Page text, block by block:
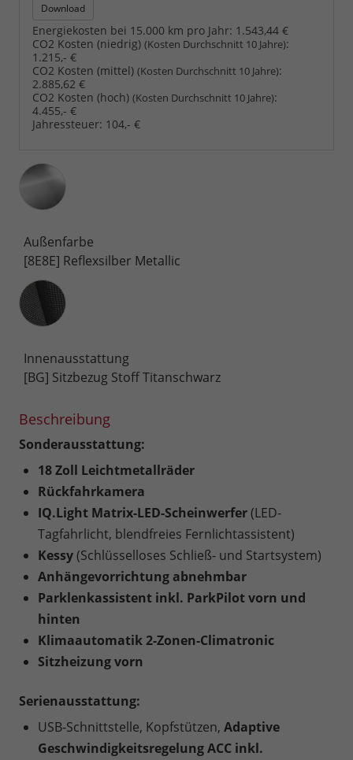
Download
Energiekosten bei 15.000 km pro Jahr: 1.543,44 €
CO2 Kosten (niedrig) (Kosten Durchschnitt 10 Jahre):
1.215,- €
CO2 Kosten (mittel) (Kosten Durchschnitt 10 Jahre):
2.885,62 €
CO2 Kosten (hoch) (Kosten Durchschnitt 10 Jahre):
4.455,- €
Jahressteuer: 104,- €
Außenfarbe
[8E8E] Reflexsilber Metallic
Innenausstattung
Innenausstattung
[BG] Sitzbezug Stoff Titanschwarz
Beschreibung
Sonderausstattung:
18 Zoll Leichtmetallräder
Rückfahrkamera
IQ.Light Matrix-LED-Scheinwerfer(LED-
Tagfahrlicht, blendfreies Fernlichtassistent)
Kessy(Schlüsselloses Schließ- und Startsystem)
Anhängevorrichtung abnehmbar
Parklenkassistent inkl. ParkPilot vorn und
hinten
Klimaautomatik 2-Zonen-Climatronic
Sitzheizung vorn
Serienausstattung:
USB-Schnittstelle, Kopfstützen, Adaptive
Geschwindigkeitsregelung ACC inkl.